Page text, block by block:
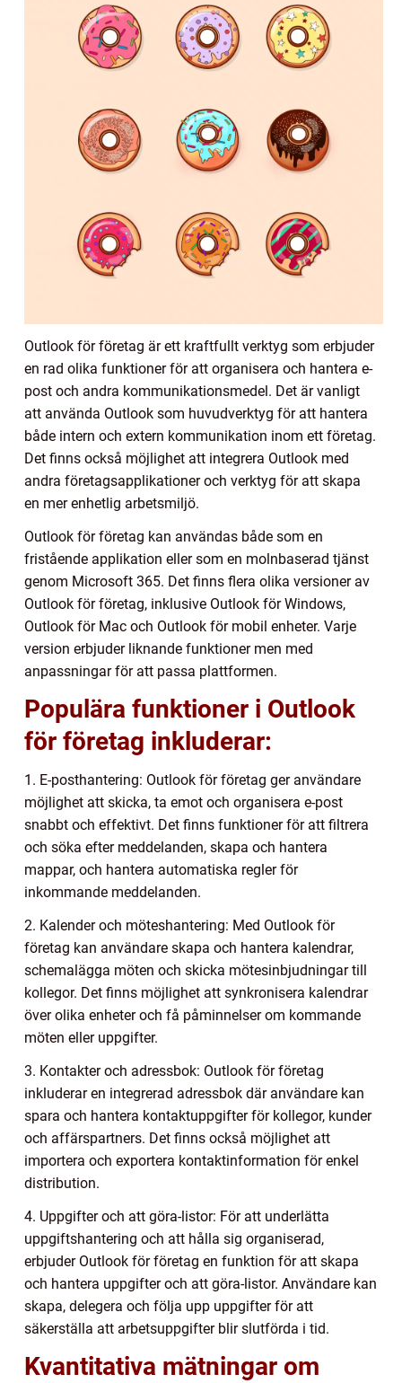
Outlook för företag är ett kraftfullt verktyg som erbjuder
en rad olika funktioner för att organisera och hantera e-
post och andra kommunikationsmedel. Det är vanligt
att använda Outlook som huvudverktyg för att hantera
både intern och extern kommunikation inom ett företag.
Det finns också möjlighet att integrera Outlook med
andra företagsapplikationer och verktyg för att skapa
en mer enhetlig arbetsmiljö.
Outlook för företag kan användas både som en
fristående applikation eller som en molnbaserad tjänst
genom Microsoft 365. Det finns flera olika versioner av
Outlook för företag, inklusive Outlook för Windows,
Outlook för Mac och Outlook för mobil enheter. Varje
version erbjuder liknande funktioner men med
anpassningar för att passa plattformen.
Populära funktioner i Outlook
för företag inkluderar:
1. E-posthantering: Outlook för företag ger användare
möjlighet att skicka, ta emot och organisera e-post
snabbt och effektivt. Det finns funktioner för att filtrera
och söka efter meddelanden, skapa och hantera
mappar, och hantera automatiska regler för
inkommande meddelanden.
2. Kalender och möteshantering: Med Outlook för
företag kan användare skapa och hantera kalendrar,
schemalägga möten och skicka mötesinbjudningar till
kollegor. Det finns möjlighet att synkronisera kalendrar
över olika enheter och få påminnelser om kommande
möten eller uppgifter.
3. Kontakter och adressbok: Outlook för företag
inkluderar en integrerad adressbok där användare kan
spara och hantera kontaktuppgifter för kollegor, kunder
och affärspartners. Det finns också möjlighet att
importera och exportera kontaktinformation för enkel
distribution.
4. Uppgifter och att göra-listor: För att underlätta
uppgiftshantering och att hålla sig organiserad,
erbjuder Outlook för företag en funktion för att skapa
och hantera uppgifter och att göra-listor. Användare kan
skapa, delegera och följa upp uppgifter för att
säkerställa att arbetsuppgifter blir slutförda i tid.
Kvantitativa mätningar om